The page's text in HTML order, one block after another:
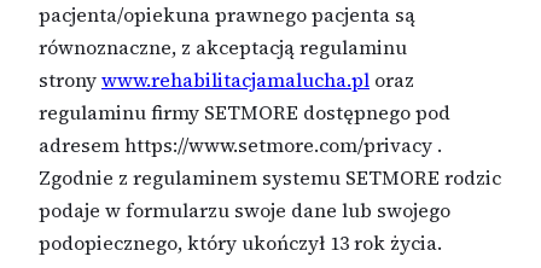
pacjenta/opiekuna prawnego pacjenta są
równoznaczne, z akceptacją regulaminu
stronywww.rehabilitacjamalucha.pl oraz
regulaminu firmy SETMORE dostępnego pod
adresem https://www.setmore.com/privacy .
Zgodnie z regulaminem systemu SETMORE rodzic
podaje w formularzu swoje dane lub swojego
podopiecznego, który ukończył 13 rok życia.